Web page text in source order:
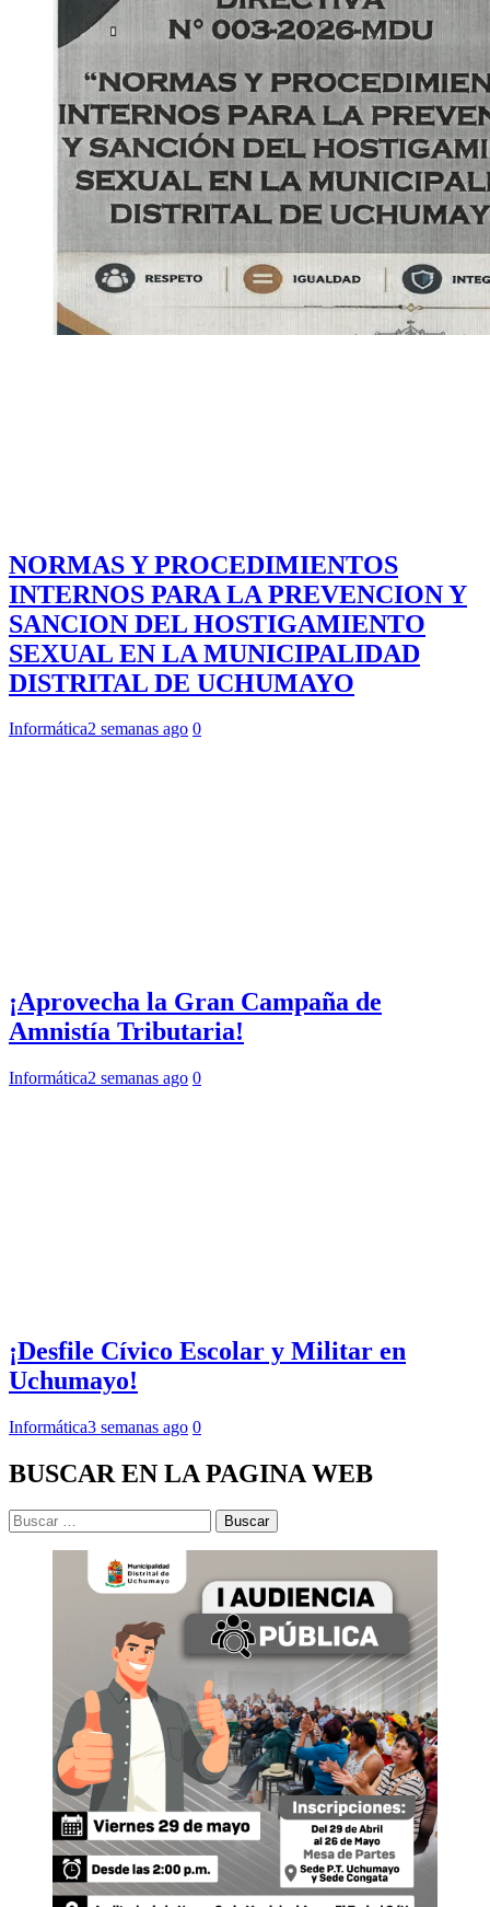
NORMAS Y PROCEDIMIENTOS
INTERNOS PARA LA PREVENCION Y
SANCION DEL HOSTIGAMIENTO
SEXUAL EN LA MUNICIPALIDAD
DISTRITAL DE UCHUMAYO
Informática2 semanas ago 0
¡Aprovecha la Gran Campaña de
Amnistía Tributaria!
Informática2 semanas ago 0
¡Desfile Cívico Escolar y Militar en
Uchumayo!
Informática3 semanas ago 0
BUSCAR EN LA PAGINA WEB
Buscar: